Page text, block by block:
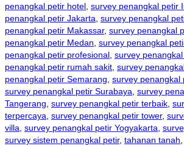
penangkal petir hotel, survey penangkal petir
penangkal petir Jakarta, survey penangkal
penangkal petir Makassar, survey penangkal
penangkal petir Medan, survey penangkal
penangkal petir profesional, survey
penangkal petir rumah sakit, survey
penangkal petir Semarang, survey penangkal
survey penangkal petir Surabaya, survey
Tangerang, survey penangkal petir terbaik,
terpercaya, survey penangkal petir tower,
villa, survey penangkal petir Yogyakarta,
survey sistem penangkal petir, tahanan tanah,